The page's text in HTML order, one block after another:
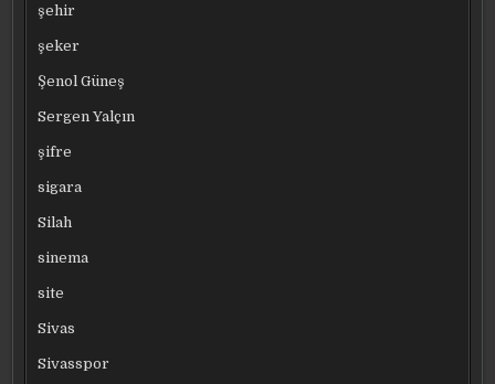
şehir
şeker
Şenol Güneş
Sergen Yalçın
şifre
sigara
Silah
sinema
site
Sivas
Sivasspor